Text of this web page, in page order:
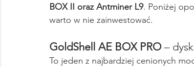
BOX II oraz Antminer L9. Poniżej
warto w nie zainwestować.
GoldShell AE BOX PRO –
To jeden z najbardziej cenionych